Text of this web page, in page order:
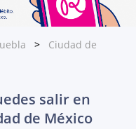
Ciudad de
salir en
de México